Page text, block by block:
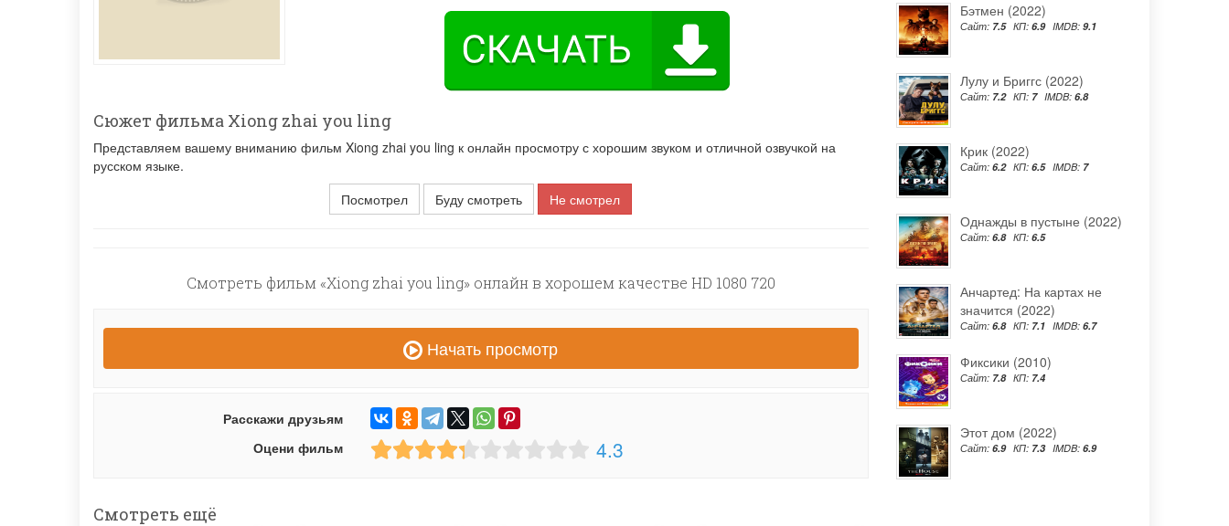
Сюжет фильма Xiong zhai you ling
Представляем вашему вниманию фильм Xiong zhai you ling к онлайн просмотру с хорошим звуком и отличной озвучкой на
русском языке.
Посмотрел
Буду смотреть Не смотрел
Смотреть фильм «Xiong zhai you ling» онлайн в хорошем качестве HD 1080 720
Начать просмотр
Расскажи друзьям
Оцени фильм
4.3
Смотреть ещё
Бэтмен (2022)
Сайт: 7.5 КП: 6.9 IMDB: 9.1
Лулу и Бриггс (2022)
Сайт: 7.2 КП: 7 IMDB: 6.8
Крик (2022)
Сайт: 6.2 КП: 6.5 IMDB: 7
Однажды в пустыне (2022)
Сайт: 6.8 КП: 6.5
Анчартед: На картах не
значится (2022)
Сайт: 6.8 КП: 7.1 IMDB: 6.7
Фиксики (2010)
Сайт: 7.8 КП: 7.4
Этот дом (2022)
Сайт: 6.9 КП: 7.3 IMDB: 6.9